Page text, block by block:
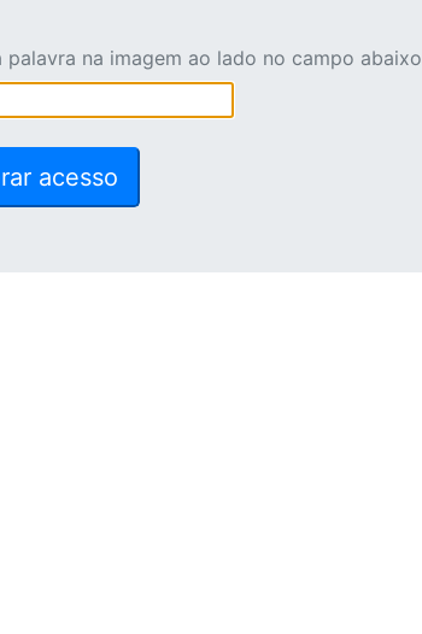
palavra na imagem ao lado no campo abaixo